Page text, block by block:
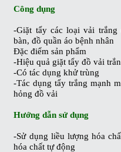
Công dụng
-Giặt tẩy các loại vải
bàn, đồ quần áo bệnh nhân
Đặc điểm sản phẩm
-Hiệu quả giặt tẩy đồ vải
-Có tác dụng khử trùng
-Tác dụng tẩy trắng mạnh
hỏng đồ vải
Hướng dẫn sử dụng
-Sử dụng liều lượng hóa
hóa chất tự động